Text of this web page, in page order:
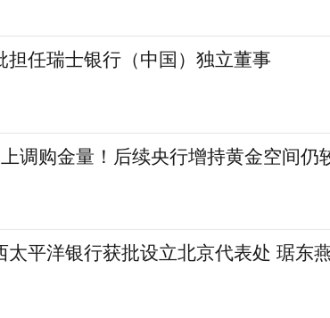
担任瑞士银行（中国）独立董事
调购金量！后续央行增持黄金空间仍
太平洋银行获批设立北京代表处 琚东